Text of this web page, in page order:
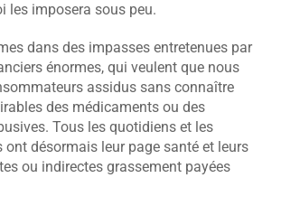
les imposera sous peu.
dans des impasses entretenues par
énormes, qui veulent que nous
assidus sans connaître
des médicaments ou des
Tous les quotidiens et les
ont désormais leur page santé et leurs
ou indirectes grassement payées